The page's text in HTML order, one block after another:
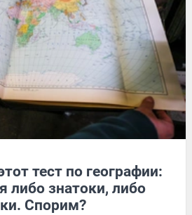
тест по географии:
либо знатоки, либо
Спорим?